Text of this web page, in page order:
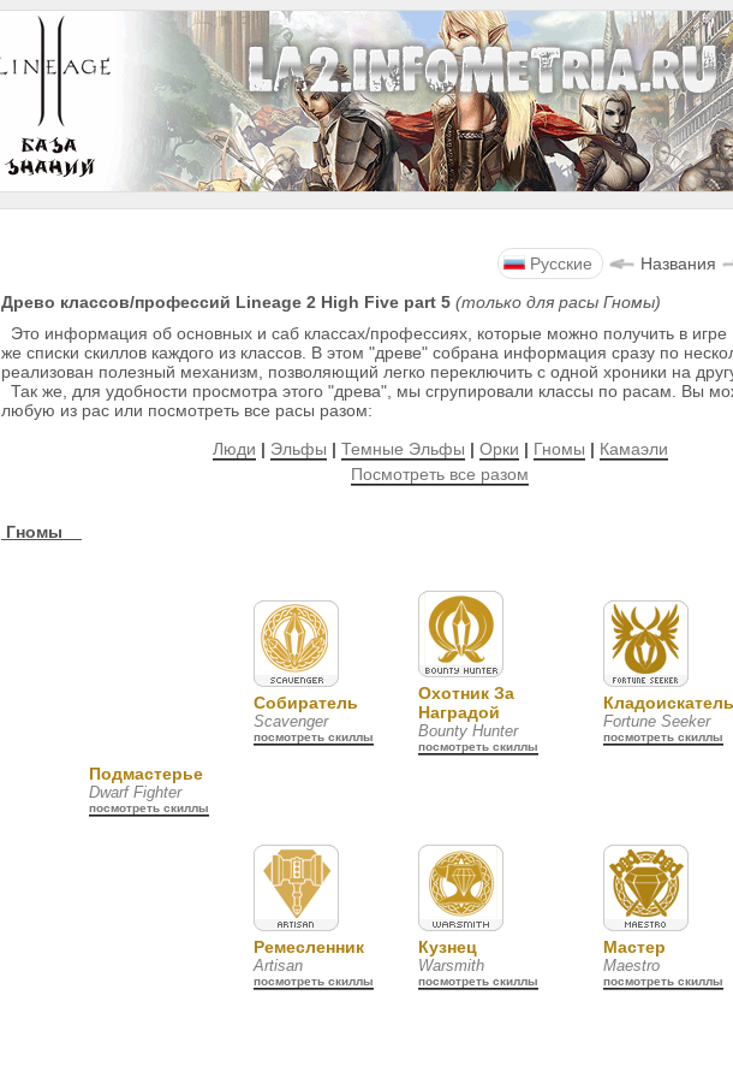
Русские Названия
Древо классов/профессий Lineage 2 High Five part 5 (только для расы Гномы)
Это информация об основных и саб классах/профессиях, которые можно получить в игре
же списки скиллов каждого из классов. В этом "древе" собрана информация сразу по
реализован полезный механизм, позволяющий легко переключить с одной хроники на
Так же, для удобности просмотра этого "древа", мы сгрупировали классы по расам. Вы
любую из рас или посмотреть все расы разом:
Люди | Эльфы | Темные Эльфы | Орки | Гномы | Камаэли
Посмотреть все разом
Гномы
Подмастерье
Dwarf Fighter
посмотреть скиллы
Собиратель
Scavenger
посмотреть скиллы
Охотник За
Наградой
Bounty Hunter
посмотреть скиллы
Кладоискатель
Fortune Seeker
посмотреть скиллы
Ремесленник
Artisan
посмотреть скиллы
Кузнец
Warsmith
посмотреть скиллы
Мастер
Maestro
посмотреть скиллы